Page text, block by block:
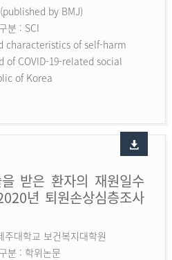
by BMJ)
분 : SCI
characteristics of self-harm
COVID-19-related social
of Korea
받은 환자의 재원일수
년 퇴원손상심층조사
주대학교 보건복지대학원
분 : 학위논문